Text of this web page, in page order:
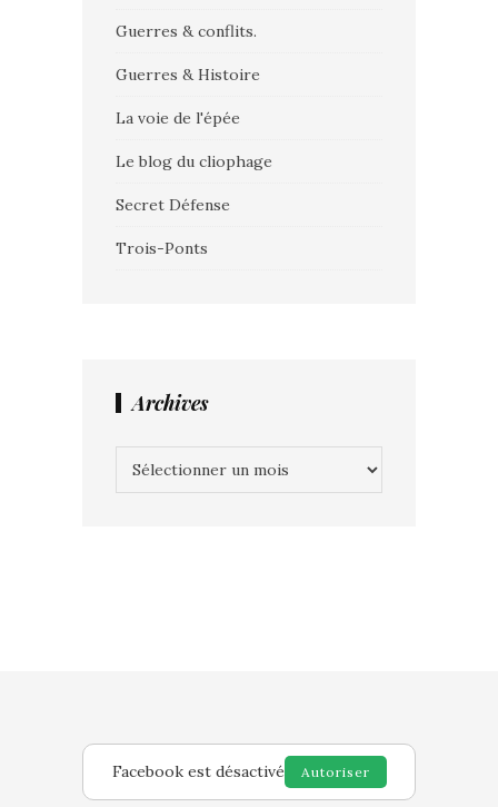
Guerres & conflits.
Guerres & Histoire
La voie de l'épée
Le blog du cliophage
Secret Défense
Trois-Ponts
Archives
Facebook est désactivé Autoriser